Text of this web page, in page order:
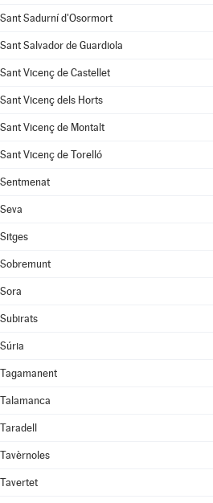
Sant Sadurní d'Osormort
Sant Salvador de Guardiola
Sant Vicenç de Castellet
Sant Vicenç dels Horts
Sant Vicenç de Montalt
Sant Vicenç de Torelló
Sentmenat
Seva
Sitges
Sobremunt
Sora
Subirats
Súria
Tagamanent
Talamanca
Taradell
Tavèrnoles
Tavertet